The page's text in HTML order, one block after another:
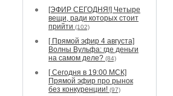
[ЭФИР СЕГОДНЯ!] Четыре
вещи, ради которых стоит
прийти (102)
[ Прямой эфир 4 августа]
Волны Вульфа: где деньги
на самом деле? (84)
[ Сегодня в 19:00 МСК]
Прямой эфир про рынок
без конкуренции! (97)